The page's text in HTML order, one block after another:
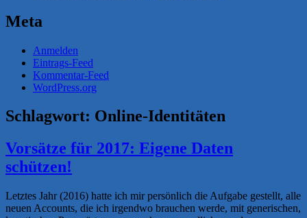
Meta
Anmelden
Eintrags-Feed
Kommentar-Feed
WordPress.org
Schlagwort: Online-Identitäten
Vorsätze für 2017: Eigene Daten
schützen!
Letztes Jahr (2016) hatte ich mir persönlich die Aufgabe gestellt, alle
neuen Accounts, die ich irgendwo brauchen werde, mit generischen,